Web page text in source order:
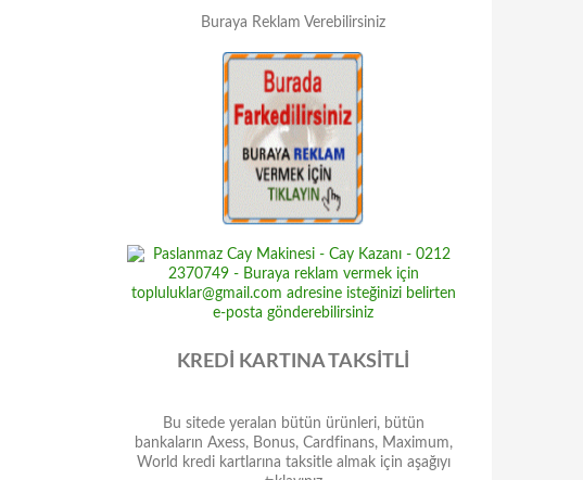
Buraya Reklam Verebilirsiniz
KREDİ KARTINA TAKSİTLİ
Bu sitede yeralan bütün ürünleri, bütün
bankaların Axess, Bonus, Cardfinans, Maximum,
World kredi kartlarına taksitle almak için aşağıyı